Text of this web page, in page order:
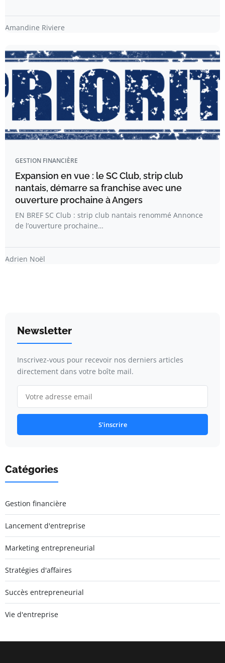
Amandine Riviere
GESTION FINANCIÈRE
Expansion en vue : le SC Club, strip club
nantais, démarre sa franchise avec une
ouverture prochaine à Angers
EN BREF SC Club : strip club nantais renommé Annonce
de l’ouverture prochaine…
Adrien Noël
Newsletter
Inscrivez-vous pour recevoir nos derniers articles
directement dans votre boîte mail.
S'inscrire
Catégories
Gestion financière
Lancement d'entreprise
Marketing entrepreneurial
Stratégies d'affaires
Succès entrepreneurial
Vie d'entreprise